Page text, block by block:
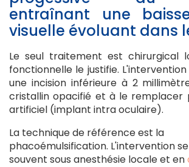
entraînant une
visuelle évoluant dans
Le seul traitement est chirurgical
fonctionnelle le justifie.
une incision inférieure à 2
cristallin opacifié et à le remplacer
artificiel (implant intra oculaire).
La technique de référence est la
phacoémulsification. L'intervention
souvent sous anesthésie locale et en